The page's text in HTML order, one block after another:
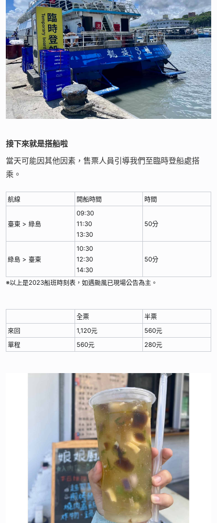
接下來就是搭船啦
當天可能因其他因素，售票人員引導我們至臨時登船處搭
乘。
航線 開船時間 時間
臺東 > 綠島
09:30
11:30
13:30
50分
綠島 > 臺東
10:30
12:30
14:30
50分
※以上是2023船班時刻表，如遇颱風已現場公告為主。
全票
半票
來回
1,120元
560元
單程
560元 280元